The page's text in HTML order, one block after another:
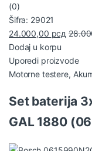
(0)
Šifra: 29021
24.000,00 рсд
Dodaj u korpu
Uporedi proizvode
Motorne testere,
Set baterija
GAL 1880